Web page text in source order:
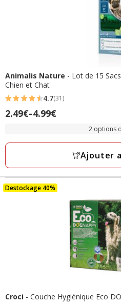
Animalis Nature - Lot de 15
Chien et Chat
4.7
étoiles
31
4.7(31)
Prix
à
4.99€
2.49€-4.99€
2 options
Ajouter
Destockage 40%
Croci - Couche Hygiénique Eco